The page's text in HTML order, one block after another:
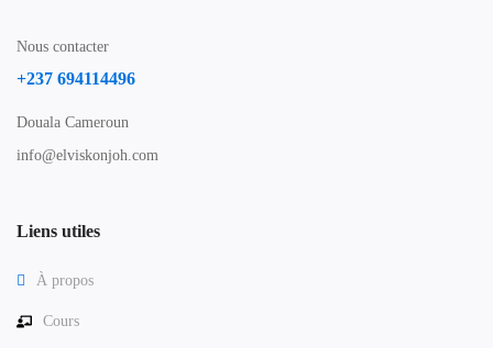
Nous contacter
+237 694114496
Douala Cameroun
info@elviskonjoh.com
Liens utiles
À propos
Cours